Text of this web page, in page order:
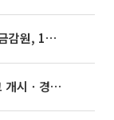
설명회 재개
KBO, 폭염 대책 발표⋯11일부터 리그 개시ㆍ경기 오후 7시 시작